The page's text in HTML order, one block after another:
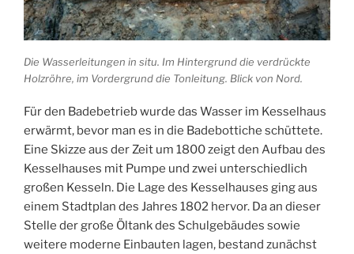
Die Wasserleitungen in situ. Im Hintergrund die verdrückte
Holzröhre, im Vordergrund die Tonleitung. Blick von Nord.
Für den Badebetrieb wurde das Wasser im Kesselhaus
erwärmt, bevor man es in die Badebottiche schüttete.
Eine Skizze aus der Zeit um 1800 zeigt den Aufbau des
Kesselhauses mit Pumpe und zwei unterschiedlich
großen Kesseln. Die Lage des Kesselhauses ging aus
einem Stadtplan des Jahres 1802 hervor. Da an dieser
Stelle der große Öltank des Schulgebäudes sowie
weitere moderne Einbauten lagen, bestand zunächst